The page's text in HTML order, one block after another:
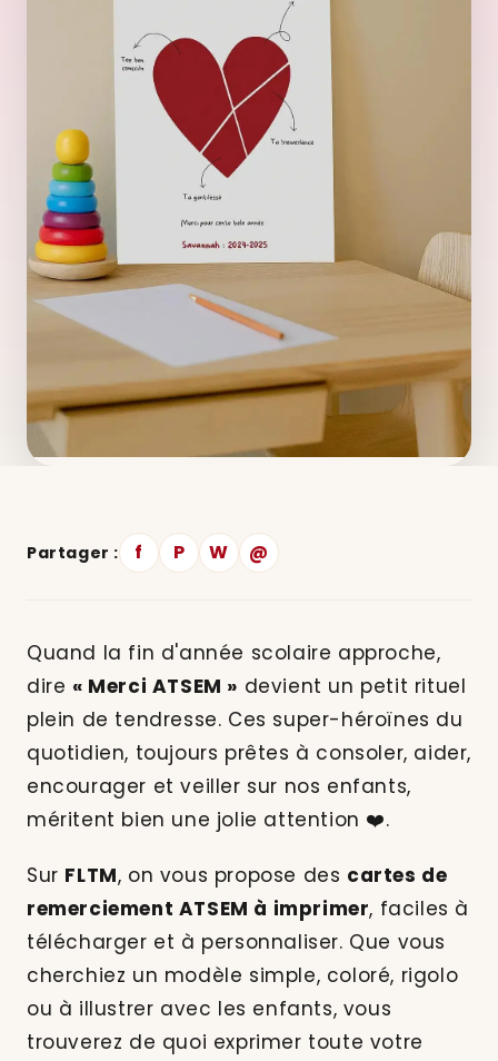
Partager : f P W @
Quand la fin d'année scolaire approche,
dire « Merci ATSEM » devient un petit rituel
plein de tendresse. Ces super-héroïnes du
quotidien, toujours prêtes à consoler, aider,
encourager et veiller sur nos enfants,
méritent bien une jolie attention ❤️.
Sur FLTM, on vous propose des cartes de
remerciement ATSEM à imprimer, faciles à
télécharger et à personnaliser. Que vous
cherchiez un modèle simple, coloré, rigolo
ou à illustrer avec les enfants, vous
trouverez de quoi exprimer toute votre